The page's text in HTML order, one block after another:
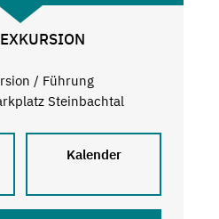
/ Führung
Steinbachtal
Kalender